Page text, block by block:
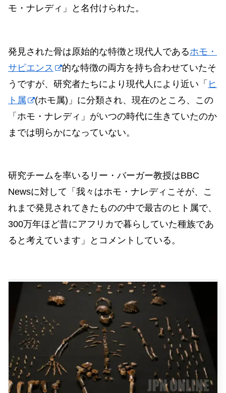
モ・ナレディ」と名付けられた。
発見された骨は原始的な特徴と現代人であるホモ・
サピエンス
的な特徴の両方を持ち合わせていたそ
うですが、研究者たちにより現代人により近い「 ヒ
ト属
(ホモ属)」に分類され、現在のところ、この
「ホモ・ナレディ」がいつの時代に生きていたのか
までは明らかになっていない。
研究チームを率いるリー・バーガー教授はBBC
Newsに対して「我々はホモ・ナレディこそが、こ
れまで発見されてきたものの中で最古のヒト属で、
300万年ほど昔にアフリカで暮らしていた種族であ
ると考えています」とコメントしている。